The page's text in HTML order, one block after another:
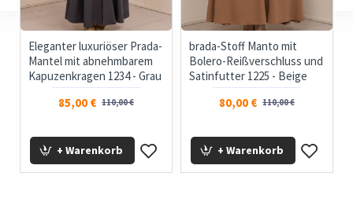
Eleganter luxuriöser Prada-
Mantel mit abnehmbarem
Kapuzenkragen 1234 - Grau
85,00 € 110,00 €
+ Warenkorb
brada-Stoff Manto mit
Bolero-Reißverschluss und
Satinfutter 1225 - Beige
80,00 € 110,00 €
+ Warenkorb